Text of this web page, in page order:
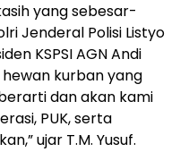
yang sebesar-
Jenderal Polisi Listyo
KSPSI AGN Andi
kurban yang
dan akan kami
PUK, serta
ujar T.M. Yusuf.